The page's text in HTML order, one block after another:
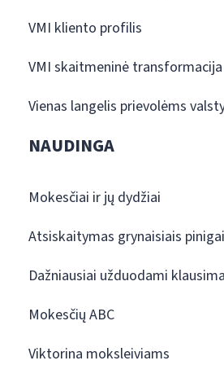
VMI kliento profilis
VMI skaitmeninė transformacija
Vienas langelis prievolėms
NAUDINGA
Mokesčiai ir jų dydžiai
Atsiskaitymas grynaisiais
Dažniausiai užduodami
Mokesčių ABC
Viktorina moksleiviams